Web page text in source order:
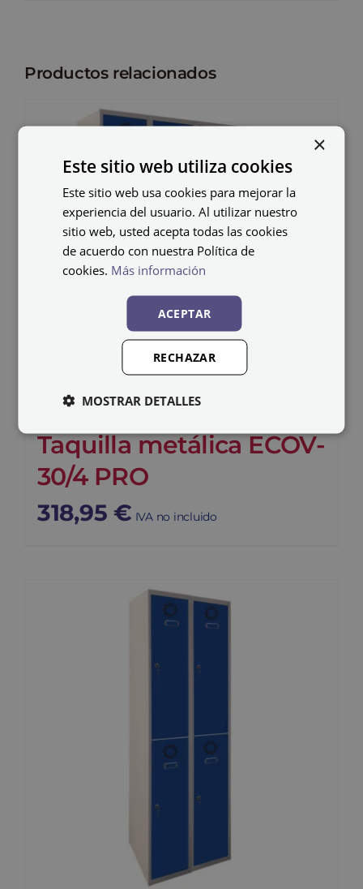
Productos relacionados
Taquilla metálica ECOV-
30/4 PRO
318,95 € IVA no incluido
×
Este sitio web utiliza cookies
Este sitio web usa cookies para mejorar la
experiencia del usuario. Al utilizar nuestro
sitio web, usted acepta todas las cookies
de acuerdo con nuestra Política de
cookies. Más información
ACEPTAR
RECHAZAR
MOSTRAR DETALLES